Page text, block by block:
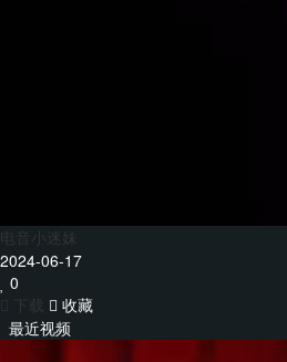
电音小迷妹
2024-06-17
0
下载
收藏
最近视频